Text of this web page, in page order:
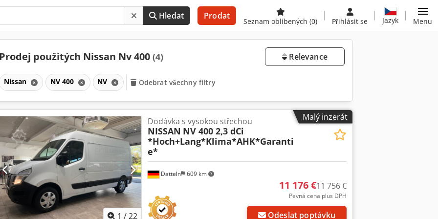
Hledat Prodat
Seznam oblíbených (0) Přihlásit se Jazyk Menu
Prodej použitých Nissan Nv 400 (4) Relevance
Nissan NV 400 NV Odebrat všechny filtry
Malý inzerát
1 /22
Datteln 609 km
Dodávka s vysokou střechou
NISSAN NV 400 2,3 dCi
*Hoch+Lang*Klima*AHK*Garanti
e*
11 176 €11 756 €
Pevná cena plus DPH
Odeslat poptávku